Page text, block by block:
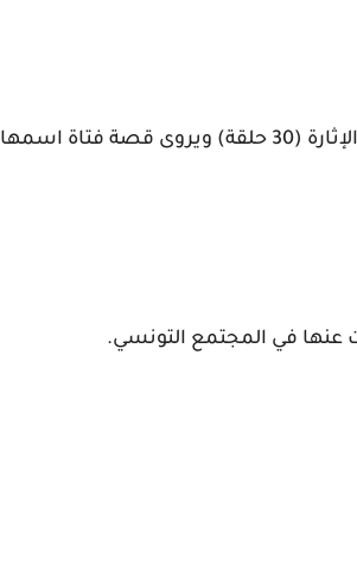
هذا المسلسل هو عمل درامي اجتماعي يجمع بين الدراما والتشويق والإثارة (30 حلقة) ويروى قصة فتاة اسمها
عنها في المجتمع التونسي.